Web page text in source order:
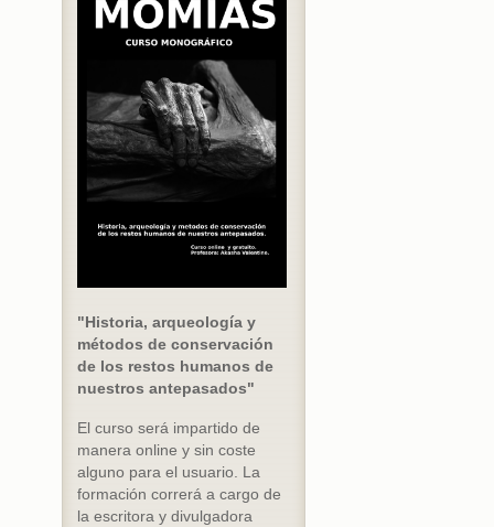
"Historia, arqueología y
métodos de conservación
de los restos humanos de
nuestros antepasados"
El curso será impartido de
manera online y sin coste
alguno para el usuario. La
formación correrá a cargo de
la escritora y divulgadora